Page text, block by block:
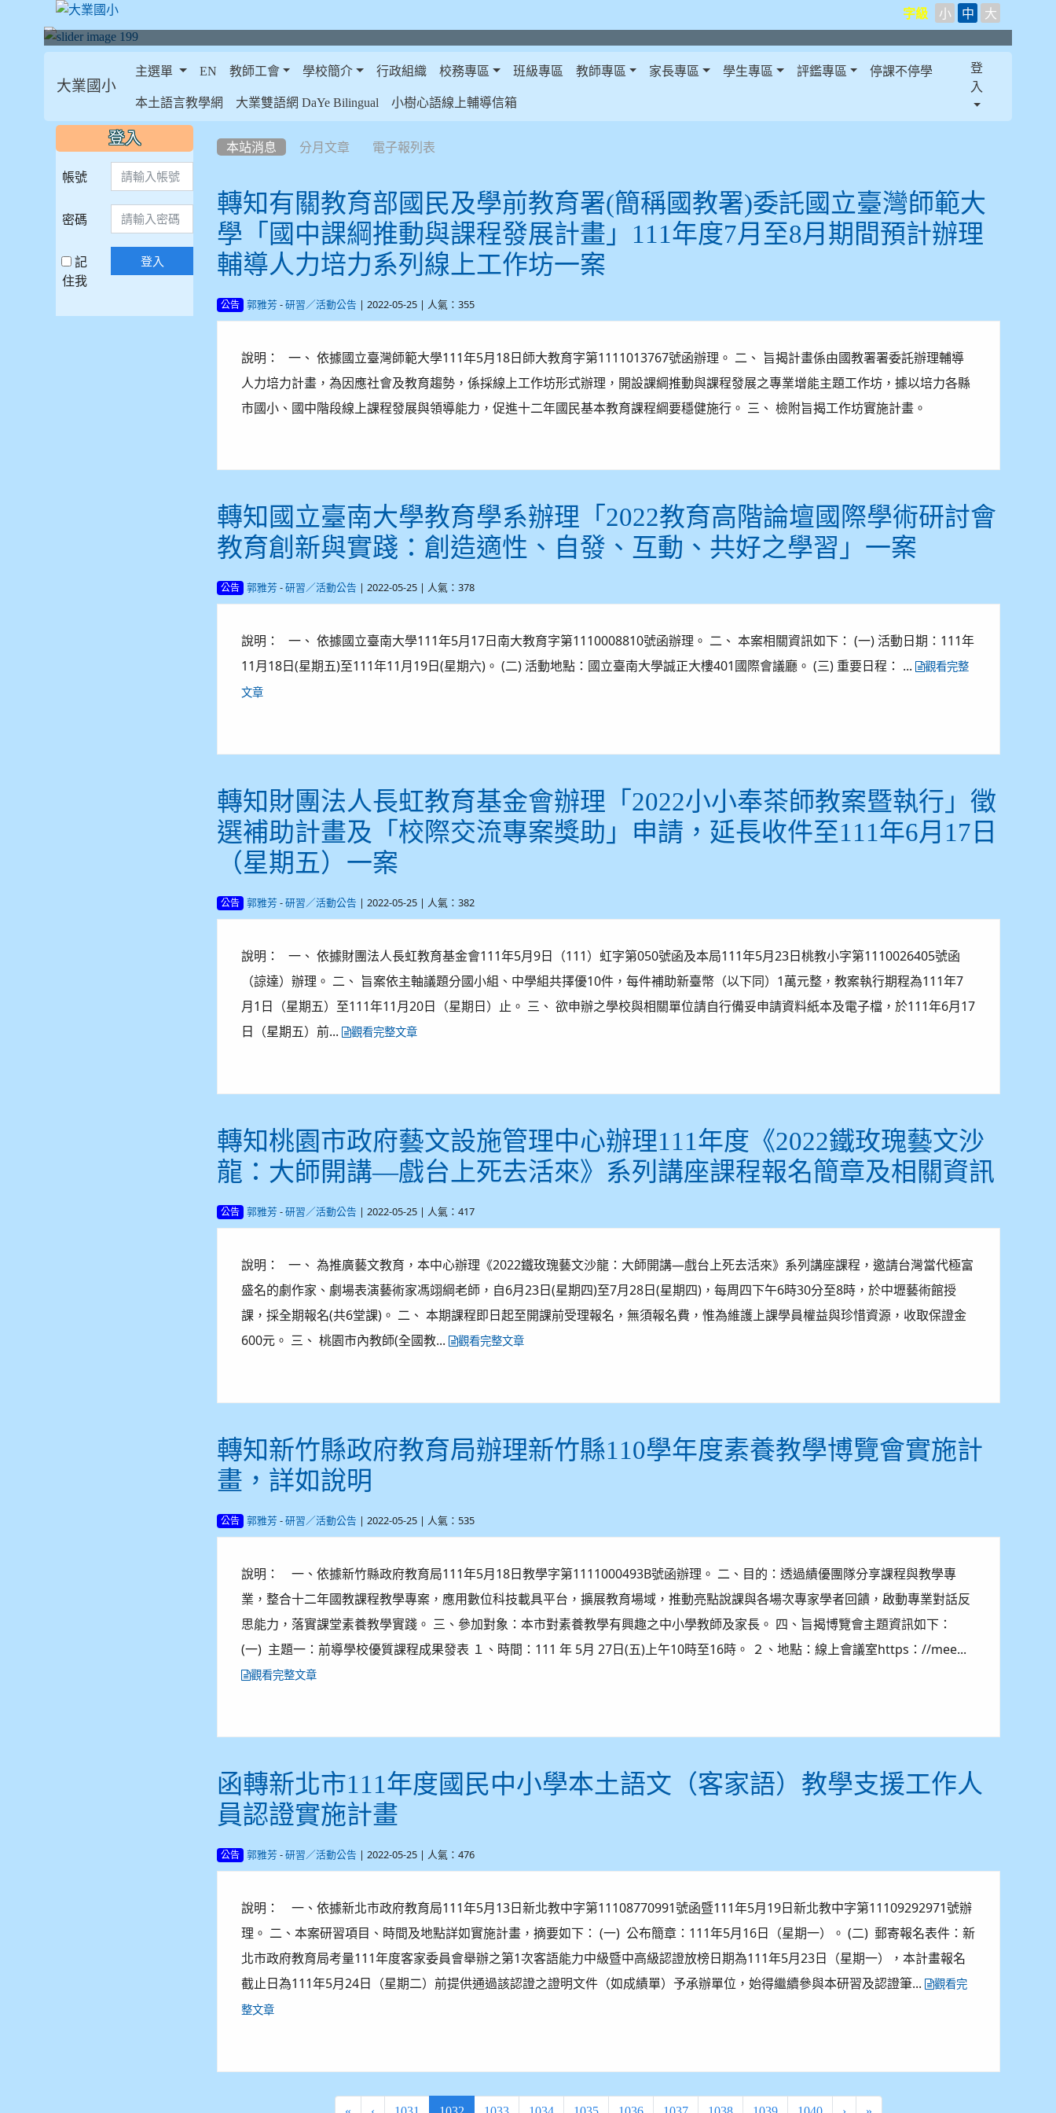
字級 小 中 大
大業國小
主選單 EN 教師工會 學校簡介 行政組織 校務專區 班級專區 教師專區 家長專區 學生專區 評鑑專區 停課不停學
本土語言教學網 大業雙語網 DaYe Bilingual 小樹心語線上輔導信箱
登
入
本站消息 分月文章 電子報列表
轉知有關教育部國民及學前教育署(簡稱國教署)委託國立臺灣師範大
學「國中課綱推動與課程發展計畫」111年度7月至8月期間預計辦理
輔導人力培力系列線上工作坊一案
公告 郭雅芳 - 研習／活動公告 | 2022-05-25 | 人氣：355
說明： 一、 依據國立臺灣師範大學111年5月18日師大教育字第1111013767號函辦理。 二、 旨揭計畫係由國教署署委託辦理輔導
人力培力計畫，為因應社會及教育趨勢，係採線上工作坊形式辦理，開設課綱推動與課程發展之專業增能主題工作坊，據以培力各縣
市國小、國中階段線上課程發展與領導能力，促進十二年國民基本教育課程綱要穩健施行。 三、 檢附旨揭工作坊實施計畫。
轉知國立臺南大學教育學系辦理「2022教育高階論壇國際學術研討會
教育創新與實踐：創造適性、自發、互動、共好之學習」一案
公告 郭雅芳 - 研習／活動公告 | 2022-05-25 | 人氣：378
說明： 一、 依據國立臺南大學111年5月17日南大教育字第1110008810號函辦理。 二、 本案相關資訊如下： (一) 活動日期：111年
11月18日(星期五)至111年11月19日(星期六)。 (二) 活動地點：國立臺南大學誠正大樓401國際會議廳。 (三) 重要日程： ...
觀看完整
文章
轉知財團法人長虹教育基金會辦理「2022小小奉茶師教案暨執行」徵
選補助計畫及「校際交流專案獎助」申請，延長收件至111年6月17日
（星期五）一案
公告 郭雅芳 - 研習／活動公告 | 2022-05-25 | 人氣：382
說明： 一、 依據財團法人長虹教育基金會111年5月9日（111）虹字第050號函及本局111年5月23日桃教小字第1110026405號函
（諒達）辦理。 二、 旨案依主軸議題分國小組、中學組共擇優10件，每件補助新臺幣（以下同）1萬元整，教案執行期程為111年7
月1日（星期五）至111年11月20日（星期日）止。 三、 欲申辦之學校與相關單位請自行備妥申請資料紙本及電子檔，於111年6月17
日（星期五）前...
觀看完整文章
轉知桃園市政府藝文設施管理中心辦理111年度《2022鐵玫瑰藝文沙
龍：大師開講—戲台上死去活來》系列講座課程報名簡章及相關資訊
公告 郭雅芳 - 研習／活動公告 | 2022-05-25 | 人氣：417
說明： 一、 為推廣藝文教育，本中心辦理《2022鐵玫瑰藝文沙龍：大師開講—戲台上死去活來》系列講座課程，邀請台灣當代極富
盛名的劇作家、劇場表演藝術家馮翊綱老師，自6月23日(星期四)至7月28日(星期四)，每周四下午6時30分至8時，於中壢藝術館授
課，採全期報名(共6堂課)。 二、 本期課程即日起至開課前受理報名，無須報名費，惟為維護上課學員權益與珍惜資源，收取保證金
600元。 三、 桃園市內教師(全國教...
觀看完整文章
轉知新竹縣政府教育局辦理新竹縣110學年度素養教學博覽會實施計
畫，詳如說明
公告 郭雅芳 - 研習／活動公告 | 2022-05-25 | 人氣：535
說明： 一、依據新竹縣政府教育局111年5月18日教學字第1111000493B號函辦理。 二、目的：透過績優團隊分享課程與教學專
業，整合十二年國教課程教學專案，應用數位科技載具平台，擴展教育場域，推動亮點說課與各場次專家學者回饋，啟動專業對話反
思能力，落實課堂素養教學實踐。 三、參加對象：本市對素養教學有興趣之中小學教師及家長。 四、旨揭博覽會主題資訊如下：
(一) 主題一：前導學校優質課程成果發表 １、時間：111 年 5月 27日(五)上午10時至16時。 ２、地點：線上會議室https：//mee...
觀看完整文章
函轉新北市111年度國民中小學本土語文（客家語）教學支援工作人
員認證實施計畫
公告 郭雅芳 - 研習／活動公告 | 2022-05-25 | 人氣：476
說明： 一、依據新北市政府教育局111年5月13日新北教中字第11108770991號函暨111年5月19日新北教中字第11109292971號辦
理。 二、本案研習項目、時間及地點詳如實施計畫，摘要如下： (一) 公布簡章：111年5月16日（星期一）。 (二) 郵寄報名表件：新
北市政府教育局考量111年度客家委員會舉辦之第1次客語能力中級暨中高級認證放榜日期為111年5月23日（星期一），本計畫報名
截止日為111年5月24日（星期二）前提供通過該認證之證明文件（如成績單）予承辦單位，始得繼續參與本研習及認證筆...
觀看完
整文章
(current)
::: 登入
帳號
密碼
記
住我
登入